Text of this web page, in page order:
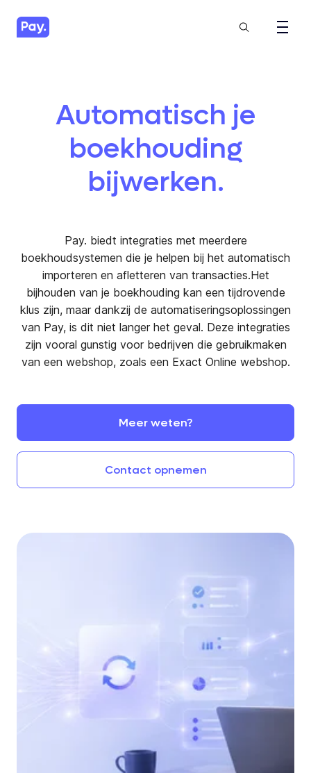
Automatisch je
boekhouding
bijwerken.
Pay. biedt integraties met meerdere
boekhoudsystemen die je helpen bij het automatisch
importeren en afletteren van transacties.Het
bijhouden van je boekhouding kan een tijdrovende
klus zijn, maar dankzij de automatiseringsoplossingen
van Pay, is dit niet langer het geval. Deze integraties
zijn vooral gunstig voor bedrijven die gebruikmaken
van een webshop, zoals een Exact Online webshop.
Meerweten?
Contact opnemen